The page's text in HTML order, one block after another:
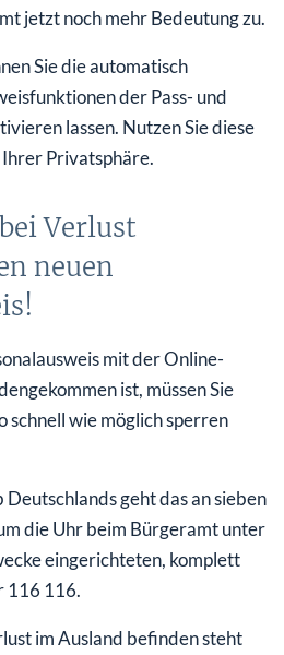
jetzt noch mehr Bedeutung zu.
Sie die automatisch
der Pass- und
lassen. Nutzen Sie diese
Privatsphäre.
Verlust
neuen
mit der Online-
ist, müssen Sie
schnell wie möglich sperren
geht das an sieben
die Uhr beim Bürgeramt unter
eingerichteten, komplett
116 116.
im Ausland befinden steht